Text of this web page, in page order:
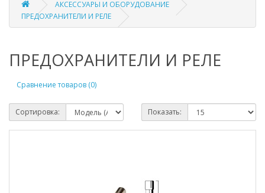
АКСЕССУАРЫ И ОБОРУДОВАНИЕ
ПРЕДОХРАНИТЕЛИ И РЕЛЕ
ПРЕДОХРАНИТЕЛИ И РЕЛЕ
Сравнение товаров (0)
Сортировка: Показать: